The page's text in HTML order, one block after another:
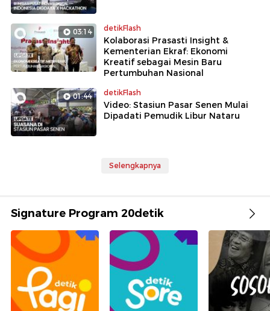
03:14 detikFlash
Kolaborasi Prasasti Insight &
Kementerian Ekraf: Ekonomi
Kreatif sebagai Mesin Baru
Pertumbuhan Nasional
01:44 detikFlash
Video: Stasiun Pasar Senen Mulai
Dipadati Pemudik Libur Nataru
Selengkapnya
Signature Program 20detik